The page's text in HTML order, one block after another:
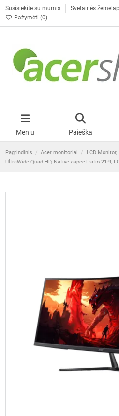
Susisiekite su mumis Svetainės
Pažymėti (0)
Meniu Paieška
Pagrindinis Acer monitoriai
LCD Monitor,
UltraWide Quad HD, Native aspect ratio 21:9,